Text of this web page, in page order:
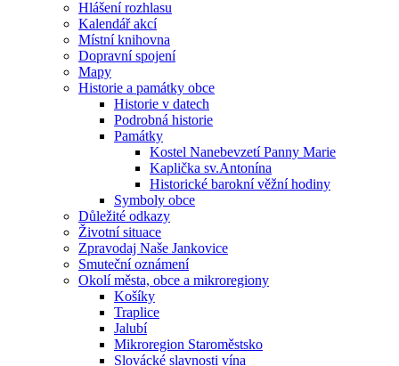
Hlášení rozhlasu
Kalendář akcí
Místní knihovna
Dopravní spojení
Mapy
Historie a památky obce
Historie v datech
Podrobná historie
Památky
Kostel Nanebevzetí Panny Marie
Kaplička sv.Antonína
Historické barokní věžní hodiny
Symboly obce
Důležité odkazy
Životní situace
Zpravodaj Naše Jankovice
Smuteční oznámení
Okolí města, obce a mikroregiony
Košíky
Traplice
Jalubí
Mikroregion Staroměstsko
Slovácké slavnosti vína